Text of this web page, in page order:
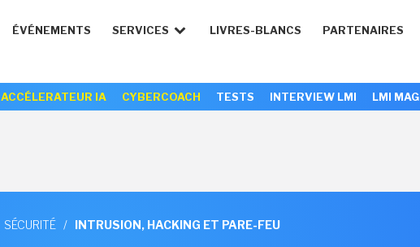
ÉVÉNEMENTS SERVICES LIVRES-BLANCS PARTENAIRES
ACCÉLERATEUR IA CYBERCOACH TESTS INTERVIEW LMI LMI MAG
SÉCURITÉ / INTRUSION, HACKING ET PARE-FEU